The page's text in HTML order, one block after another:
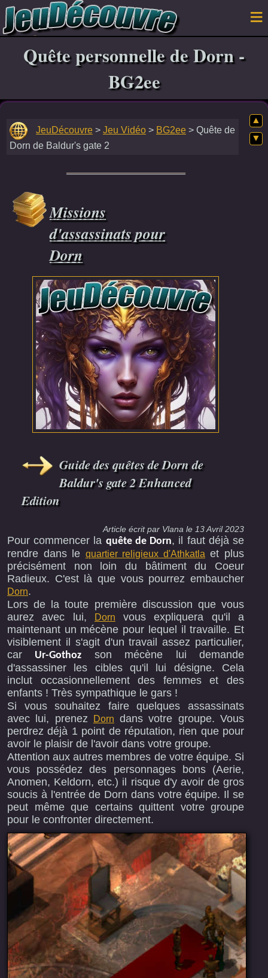
Quête personnelle de Dorn -
BG2ee
JeuDécouvre > Jeu Vidéo > BG2ee > Quête de
Dorn de Baldur's gate 2
Missions
d'assassinats pour
Dorn
Guide des quêtes de Dorn de
Baldur's gate 2 Enhanced
Edition
Article écrit par Vlana le 13 Avril 2023
Pour commencer la quête de Dorn, il faut déjà se
rendre dans le quartier religieux d'Athkatlaet plus
précisément non loin du bâtiment du Coeur
Radieux. C'est là que vous pourrez embaucher
Dorn.
Lors de la toute première discussion que vous
aurez avec lui,
Dorn
vous expliquera qu'il a
maintenant un mécène pour lequel il travaille. Et
visiblement il s'agit d'un travail assez particulier,
car
Ur-Gothoz
son mécène lui demande
d'assassiner les cibles qu'il lui désigne. Cela
inclut occasionnellement des femmes et des
enfants ! Très sympathique le gars !
Si vous souhaitez faire quelques assassinats
avec lui, prenez
Dorn dans votre groupe. Vous
perdrez déjà 1 point de réputation, rien que pour
avoir le plaisir de l'avoir dans votre groupe.
Attention aux autres membres de votre équipe. Si
vous possédez des personnages bons (Aerie,
Anomen, Keldorn, etc.) il risque d'y avoir de gros
soucis à l'entrée de Dorn dans votre équipe. Il se
peut même que certains quittent votre groupe
pour le confronter directement.
▲
▼